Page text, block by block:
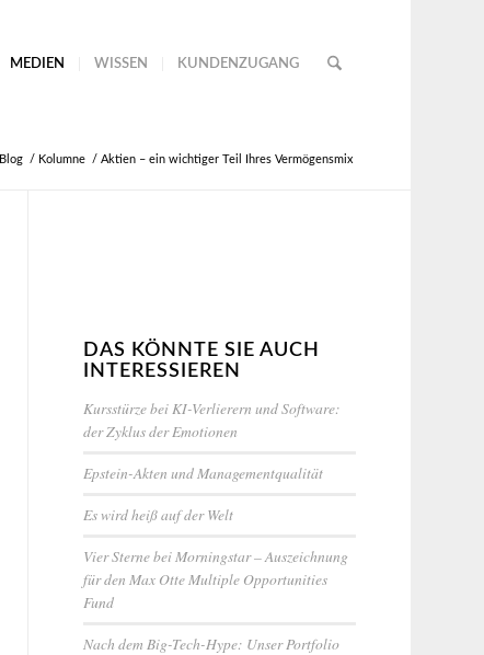
MEDIEN WISSEN KUNDENZUGANG
Blog / Kolumne / Aktien – ein wichtiger Teil Ihres Vermögensmix
DAS KÖNNTE SIE AUCH
INTERESSIEREN
Kursstürze bei KI-Verlierern und Software:
der Zyklus der Emotionen
Epstein-Akten und Managementqualität
Es wird heiß auf der Welt
Vier Sterne bei Morningstar – Auszeichnung
für den Max Otte Multiple Opportunities
Fund
Nach dem Big-Tech-Hype: Unser Portfolio